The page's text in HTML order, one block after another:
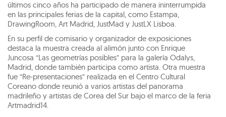
últimos cinco años ha participado de manera ininterrumpida
en las principales ferias de la capital, como Estampa,
DrawingRoom, Art Madrid, JustMad y JustLX Lisboa.
En su perfil de comisario y organizador de exposiciones
destaca la muestra creada al alimón junto con Enrique
Juncosa “Las geometrías posibles” para la galería Odalys,
Madrid, donde también participa como artista. Otra muestra
fue “Re-presentaciones” realizada en el Centro Cultural
Coreano donde reunió a varios artistas del panorama
madrileño y artistas de Corea del Sur bajo el marco de la feria
Artmadrid14.